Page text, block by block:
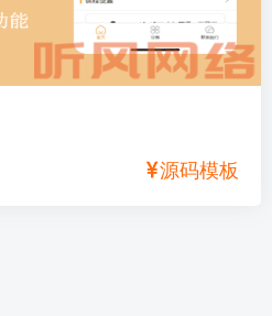
源码模板